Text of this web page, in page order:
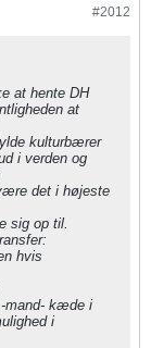
#2012
at hente DH
at
kulturbærer
i verden og
det i højeste
sig op til.
hvis
mand- kæde i
i